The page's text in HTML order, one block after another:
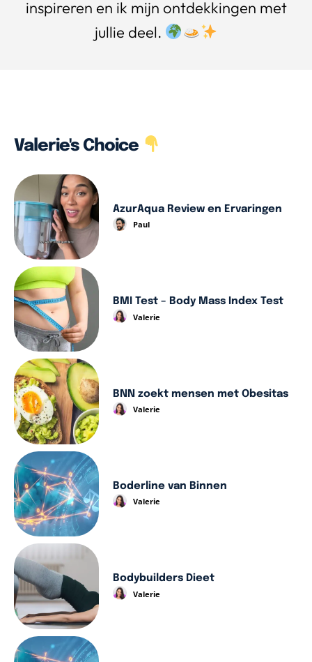
inspireren en ik mijn ontdekkingen met
jullie deel.
Valerie's Choice
AzurAqua Review en Ervaringen
Paul
BMI Test – Body Mass Index Test
Valerie
BNN zoekt mensen met Obesitas
Valerie
Boderline van Binnen
Valerie
Bodybuilders Dieet
Valerie